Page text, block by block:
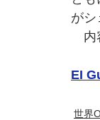
がシ
内
EI
世界